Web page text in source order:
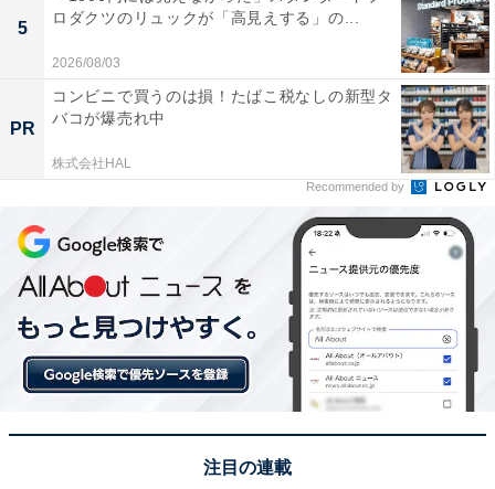
5
ロダクツのリュックが「高見えする」の...
2026/08/03
PR
コンビニで買うのは損！たばこ税なしの新型タ
バコが爆売れ中
株式会社HAL
Recommended by
注目の連載